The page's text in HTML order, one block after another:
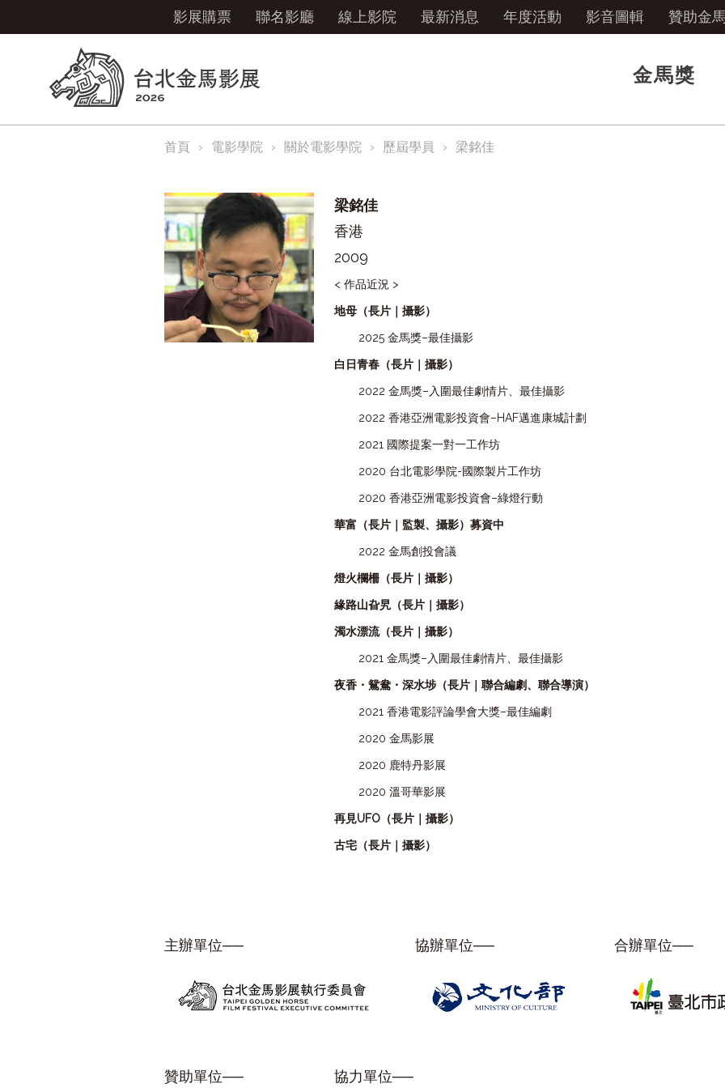
影展購票 聯名影廳 線上影院 最新消息 年度活動 影音圖輯 贊助金
金馬獎
首頁 電影學院 關於電影學院 歷屆學員 梁銘佳
梁銘佳
香港
2009
< 作品近況 >
地母（長片｜攝影）
2025 金馬獎–最佳攝影
白日青春（長片｜攝影）
2022 金馬獎–入圍最佳劇情片、最佳攝影
2022 香港亞洲電影投資會–HAF邁進康城計劃
2021 國際提案一對一工作坊
2020 台北電影學院-國際製片工作坊
2020 香港亞洲電影投資會–綠燈行動
華富（長片｜監製、攝影）募資中
2022 金馬創投會議
燈火欄柵（長片｜攝影）
緣路山旮旯（長片｜攝影）
濁水漂流（長片｜攝影）
2021 金馬獎–入圍最佳劇情片、最佳攝影
夜香・鴛鴦・深水埗（長片｜聯合編劇、聯合導演）
2021 香港電影評論學會大獎–最佳編劇
2020 金馬影展
2020 鹿特丹影展
2020 溫哥華影展
再見UFO（長片｜攝影）
古宅（長片｜攝影）
主辦單位── 協辦單位── 合辦單位──
贊助單位── 協力單位──